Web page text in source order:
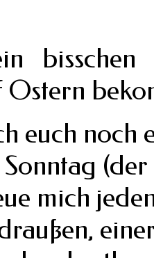
euch
mich